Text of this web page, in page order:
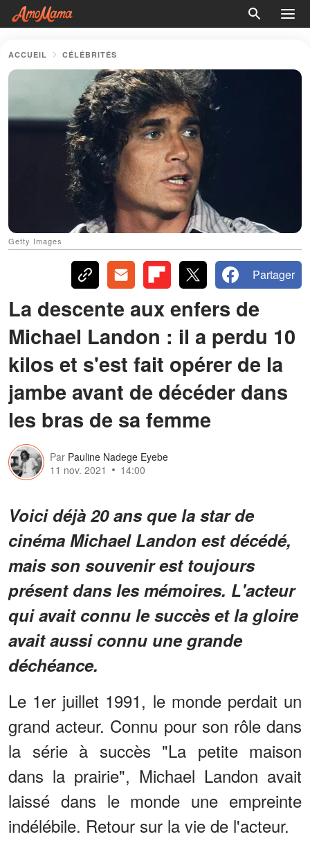
ACCUEIL CÉLÉBRITÉS
Getty Images
Partager
La descente aux enfers de
Michael Landon : il a perdu 10
kilos et s'est fait opérer de la
jambe avant de décéder dans
les bras de sa femme
Par Pauline Nadege Eyebe
11 nov. 2021
14:00
Voici déjà 20 ans que la star de
cinéma Michael Landon est décédé,
mais son souvenir est toujours
présent dans les mémoires. L'acteur
qui avait connu le succès et la gloire
avait aussi connu une grande
déchéance.
Le 1er juillet 1991, le monde perdait un
grand acteur. Connu pour son rôle dans
la série à succès "La petite maison
dans la prairie", Michael Landon avait
laissé dans le monde une empreinte
indélébile. Retour sur la vie de l'acteur.